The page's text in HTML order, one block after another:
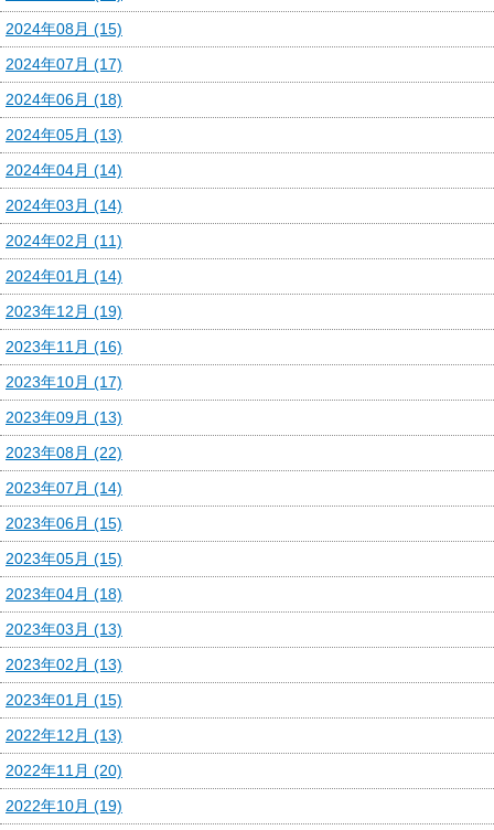
2024年08月 (15)
2024年07月 (17)
2024年06月 (18)
2024年05月 (13)
2024年04月 (14)
2024年03月 (14)
2024年02月 (11)
2024年01月 (14)
2023年12月 (19)
2023年11月 (16)
2023年10月 (17)
2023年09月 (13)
2023年08月 (22)
2023年07月 (14)
2023年06月 (15)
2023年05月 (15)
2023年04月 (18)
2023年03月 (13)
2023年02月 (13)
2023年01月 (15)
2022年12月 (13)
2022年11月 (20)
2022年10月 (19)